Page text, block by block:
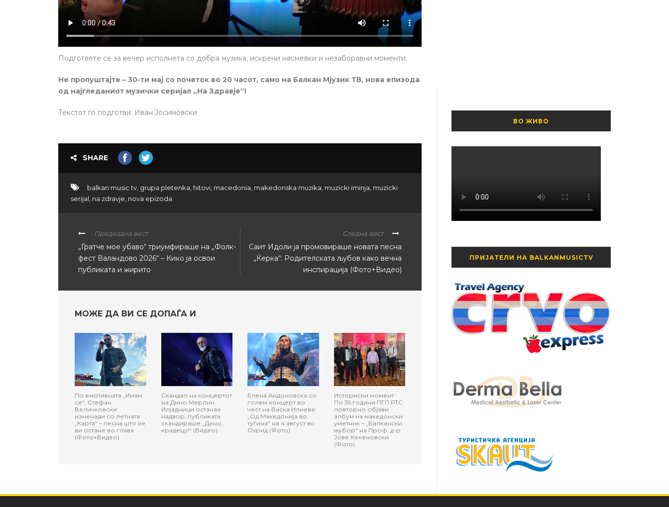
Подгответе се за вечер исполнета со добра музика, искрени насмевки и незаборавни моменти.
Не пропуштајте – 30-ти мај со почеток во 20 часот, само на Балкан Мјузик ТВ, нова епизода
од најгледаниот музички серијал „На Здравје“!
Текстот го подготви: Иван Јосимовски
SHARE
balkan music tv grupa pletenka hitovi macedonia makedonska muzika muzicki iminja muzicki
serijal na zdravje nova epizoda
Предходна вест
„Гратче мое убаво“ триумфираше на „Фолк-
фест Валандово 2026“ – Кико ја освои
публиката и жирито
Следна вест
Саит Идоли ја промовираше новата песна
„Ќерка“: Родителската љубов како вечна
инспирација (Фото+Видео)
МОЖЕ ДА ВИ СЕ ДОПАЃА И
По емотивната „Имам
се“, Стефан
Величковски
изненади со летната
„Карта“ – песна што ќе
ви остане во глава
(Фото+Видео)
Скандал на концертот
на Дино Мерлин:
Илјадници останаа
надвор, публиката
скандираше „Дино,
крадецу!“ (Видео)
Елена Андоновска со
голем концерт во
чест на Васка Илиева:
„Од Македонија во
туѓина“ на 4 август во
Охрид (Фото)
Историски момент:
По 35 години ПГП РТС
повторно објави
албум на македонски
уметник – „Балкански
жубор“ на Проф. д-р
Јове Кекеновски
(Фото)
ВО ЖИВО
ПРИЈАТЕЛИ НА BALKANMUSICTV